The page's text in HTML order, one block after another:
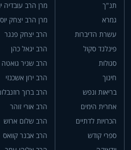
תנ"ך
גמרא
עשרת הדיברות
פינלנד סקול
סגולות
חינוך
בריאות ונפש
אחרית הימים
הכרויות לדתיים
ספרי קודש
מרן הרב עובדיה
מרן הרב יצחק
הרב יצחק פנגר
הרב יגאל כהן
הרב שניר גואטה
הרב ירון אשכנזי
הרב ברוך
הרב אורי זוהר
הרב שלום ארוש
הרב אבנר קוואס